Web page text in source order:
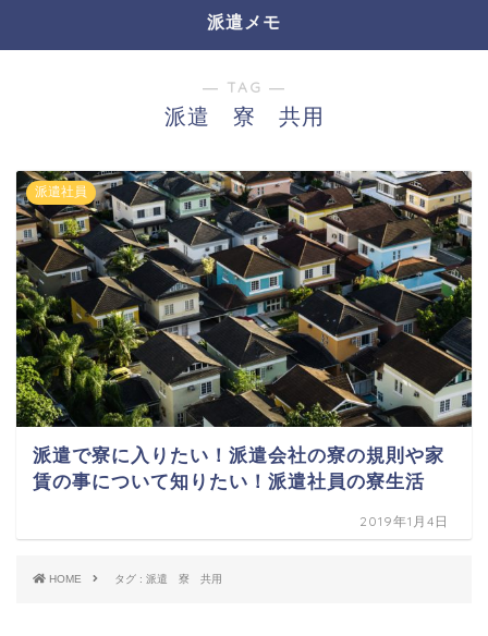
派遣メモ
― TAG ―
派遣 寮 共用
派遣社員
派遣で寮に入りたい！派遣会社の寮の規則や家
賃の事について知りたい！派遣社員の寮生活
2019年1月4日
HOME タグ : 派遣 寮 共用